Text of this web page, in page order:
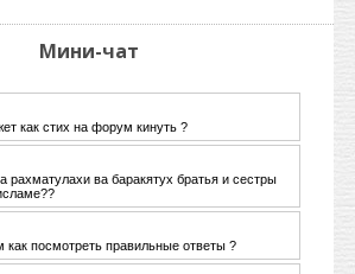
Мини-чат